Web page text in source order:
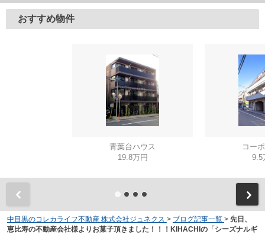
おすすめ物件
青葉台ハウス
19.8万円
コー
9.5
中目黒のコレカライフ不動産 株式会社ジュネクス > ブログ記事一覧 > 先日、
恵比寿の不動産会社様よりお菓子頂きました！！！KIHACHIの「シーズナルギ